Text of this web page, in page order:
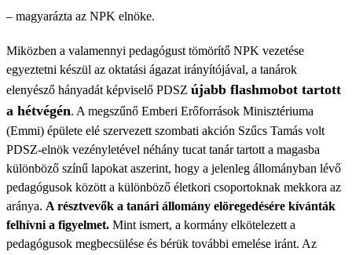
– magyarázta az NPK elnöke.
Miközben a valamennyi pedagógust tömörítő NPK vezetése
egyeztetni készül az oktatási ágazat irányítójával, a tanárok
elenyésző hányadát képviselő PDSZ újabb flashmobot tartott
a hétvégén. A megszűnő Emberi Erőforrások Minisztériuma
(Emmi) épülete elé szervezett szombati akción Szűcs Tamás volt
PDSZ-elnök vezényletével néhány tucat tanár tartott a magasba
különböző színű lapokat aszerint, hogy a jelenleg állományban lévő
pedagógusok között a különböző életkori csoportoknak mekkora az
aránya. A résztvevők a tanári állomány elöregedésére kívánták
felhívni a figyelmet. Mint ismert, a kormány elkötelezett a
pedagógusok megbecsülése és bérük további emelése iránt. Az